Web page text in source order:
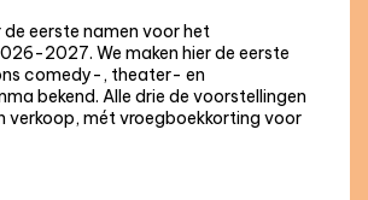
eerste namen voor het
2027. We maken hier de eerste
comedy-, theater- en
bekend. Alle drie de voorstellingen
verkoop, mét vroegboekkorting voor